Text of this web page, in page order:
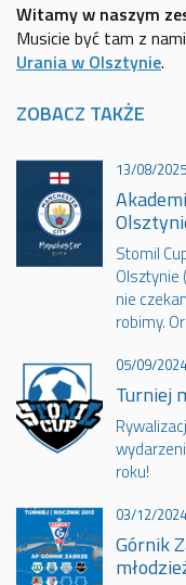
Witamy w naszym
Musicie być tam z
Urania w Olsztynie.
ZOBACZ TAKŻE
13/08/2025
Stomil
Olsztynie
nie
robimy.
05/09/2024
Turniej
roku!
03/12/2024
Górnik